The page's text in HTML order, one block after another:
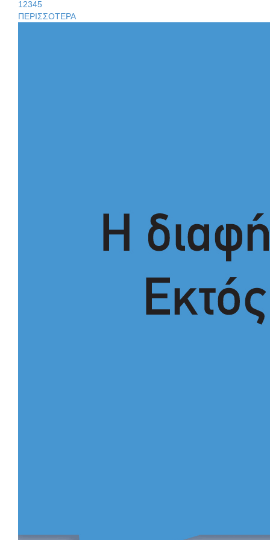
Το δικό σας σχόλιο: «Κύριε πρωθυπουργέ, ντροπή»
1 2345
ΠΕΡΙΣΣΟΤΕΡΑ